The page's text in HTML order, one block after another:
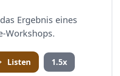
Ergebnis eines
Workshops.
Listen 1.5x